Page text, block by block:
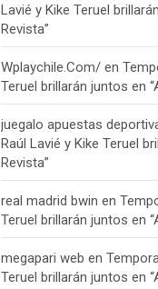
Lavié y Kike Teruel
Revista”
Wplaychile.Com/ en
Teruel brillarán juntos en
juegalo apuestas
Raúl Lavié y Kike Teruel
Revista”
real madrid bwin en
Teruel brillarán juntos en
megapari web en
Teruel brillarán juntos en